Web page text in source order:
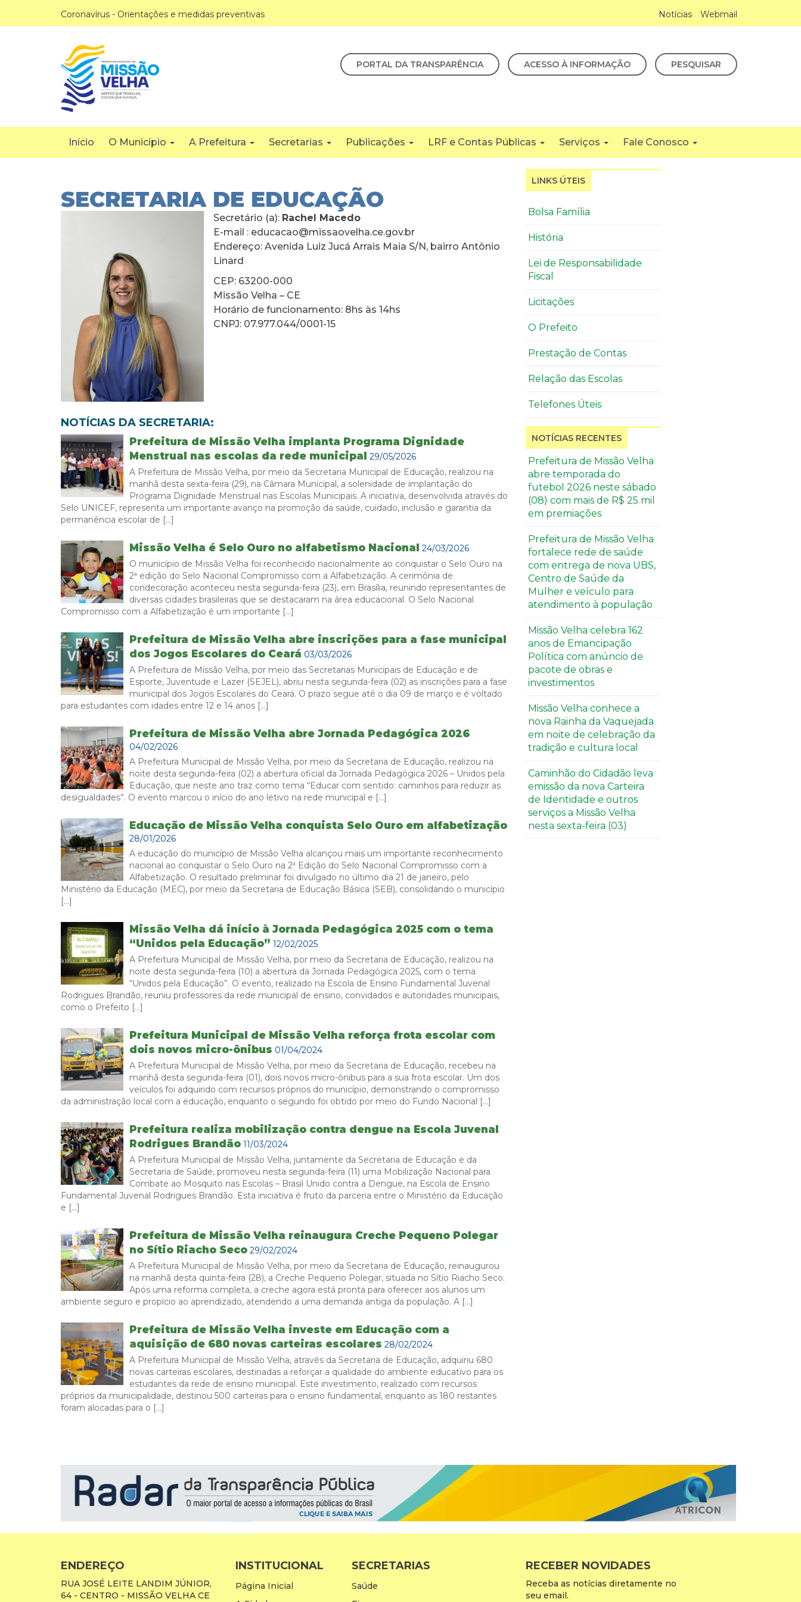
Coronavírus - Orientações e medidas preventivas Notícias Webmail
PORTAL DA TRANSPARÊNCIA ACESSO À INFORMAÇÃO PESQUISAR
Início O Município A Prefeitura Secretarias Publicações LRF e Contas Públicas Serviços Fale Conosco
SECRETARIA DE EDUCAÇÃO
Secretário (a): Rachel Macedo
E-mail : educacao@missaovelha.ce.gov.br
Endereço: Avenida Luiz Jucá Arrais Maia S/N, bairro Antônio
Linard
CEP: 63200-000
Missão Velha – CE
Horário de funcionamento: 8hs às 14hs
CNPJ: 07.977.044/0001-15
NOTÍCIAS DA SECRETARIA:
Prefeitura de Missão Velha implanta Programa Dignidade
Menstrual nas escolas da rede municipal
29/05/2026
A Prefeitura de Missão Velha, por meio da Secretaria Municipal de Educação, realizou na
manhã desta sexta-feira (29), na Câmara Municipal, a solenidade de implantação do
Programa Dignidade Menstrual nas Escolas Municipais. A iniciativa, desenvolvida através do
Selo UNICEF, representa um importante avanço na promoção da saúde, cuidado, inclusão e garantia da
permanência escolar de […]
Missão Velha é Selo Ouro no alfabetismo Nacional
24/03/2026
O município de Missão Velha foi reconhecido nacionalmente ao conquistar o Selo Ouro na
2ª edição do Selo Nacional Compromisso com a Alfabetização. A cerimônia de
condecoração aconteceu nesta segunda-feira (23), em Brasília, reunindo representantes de
diversas cidades brasileiras que se destacaram na área educacional. O Selo Nacional
Compromisso com a Alfabetização é um importante […]
Prefeitura de Missão Velha abre inscrições para a fase municipal
dos Jogos Escolares do Ceará 03/03/2026
A Prefeitura de Missão Velha, por meio das Secretarias Municipais de Educação e de
Esporte, Juventude e Lazer (SEJEL), abriu nesta segunda-feira (02) as inscrições para a fase
municipal dos Jogos Escolares do Ceará. O prazo segue até o dia 09 de março e é voltado
para estudantes com idades entre 12 e 14 anos […]
Prefeitura de Missão Velha abre Jornada Pedagógica 2026
04/02/2026
A Prefeitura Municipal de Missão Velha, por meio da Secretaria de Educação, realizou na
noite desta segunda-feira (02) a abertura oficial da Jornada Pedagógica 2026 – Unidos pela
Educação, que neste ano traz como tema “Educar com sentido: caminhos para reduzir as
desigualdades”. O evento marcou o início do ano letivo na rede municipal e […]
Educação de Missão Velha conquista Selo Ouro em alfabetização
28/01/2026
A educação do município de Missão Velha alcançou mais um importante reconhecimento
nacional ao conquistar o Selo Ouro na 2ª Edição do Selo Nacional Compromisso com a
Alfabetização. O resultado preliminar foi divulgado no último dia 21 de janeiro, pelo
Ministério da Educação (MEC), por meio da Secretaria de Educação Básica (SEB), consolidando o município
[…]
Missão Velha dá início à Jornada Pedagógica 2025 com o tema
“Unidos pela Educação” 12/02/2025
A Prefeitura Municipal de Missão Velha, por meio da Secretaria de Educação, realizou na
noite desta segunda-feira (10) a abertura da Jornada Pedagógica 2025, com o tema
“Unidos pela Educação”. O evento, realizado na Escola de Ensino Fundamental Juvenal
Rodrigues Brandão, reuniu professores da rede municipal de ensino, convidados e autoridades municipais,
como o Prefeito […]
Prefeitura Municipal de Missão Velha reforça frota escolar com
dois novos micro-ônibus 01/04/2024
A Prefeitura Municipal de Missão Velha, por meio da Secretaria de Educação, recebeu na
manhã desta segunda-feira (01), dois novos micro-ônibus para a sua frota escolar. Um dos
veículos foi adquirido com recursos próprios do município, demonstrando o compromisso
da administração local com a educação, enquanto o segundo foi obtido por meio do Fundo Nacional […]
Prefeitura realiza mobilização contra dengue na Escola Juvenal
Rodrigues Brandão 11/03/2024
A Prefeitura Municipal de Missão Velha, juntamente da Secretaria de Educação e da
Secretaria de Saúde, promoveu nesta segunda-feira (11) uma Mobilização Nacional para
Combate ao Mosquito nas Escolas – Brasil Unido contra a Dengue, na Escola de Ensino
Fundamental Juvenal Rodrigues Brandão. Esta iniciativa é fruto da parceria entre o Ministério da Educação
e […]
Prefeitura de Missão Velha reinaugura Creche Pequeno Polegar
no Sítio Riacho Seco 29/02/2024
A Prefeitura Municipal de Missão Velha, por meio da Secretaria de Educação, reinaugurou
na manhã desta quinta-feira (28), a Creche Pequeno Polegar, situada no Sítio Riacho Seco.
Após uma reforma completa, a creche agora está pronta para oferecer aos alunos um
ambiente seguro e propício ao aprendizado, atendendo a uma demanda antiga da população. A […]
Prefeitura de Missão Velha investe em Educação com a
aquisição de 680 novas carteiras escolares 28/02/2024
A Prefeitura Municipal de Missão Velha, através da Secretaria de Educação, adquiriu 680
novas carteiras escolares, destinadas a reforçar a qualidade do ambiente educativo para os
estudantes da rede de ensino municipal. Este investimento, realizado com recursos
próprios da municipalidade, destinou 500 carteiras para o ensino fundamental, enquanto as 180 restantes
foram alocadas para o […]
LINKS ÚTEIS
Bolsa Família
História
Lei de Responsabilidade
Fiscal
Licitações
O Prefeito
Prestação de Contas
Relação das Escolas
Telefones Úteis
NOTÍCIAS RECENTES
Prefeitura de Missão Velha
abre temporada do
futebol 2026 neste sábado
(08) com mais de R$ 25 mil
em premiações
Prefeitura de Missão Velha
fortalece rede de saúde
com entrega de nova UBS,
Centro de Saúde da
Mulher e veículo para
atendimento à população
Missão Velha celebra 162
anos de Emancipação
Política com anúncio de
pacote de obras e
investimentos
Missão Velha conhece a
nova Rainha da Vaquejada
em noite de celebração da
tradição e cultura local
Caminhão do Cidadão leva
emissão da nova Carteira
de Identidade e outros
serviços a Missão Velha
nesta sexta-feira (03)
ENDEREÇO
RUA JOSÉ LEITE LANDIM JÚNIOR,
64 - CENTRO - MISSÃO VELHA CE
INSTITUCIONAL
Página Inicial
SECRETARIAS
Saúde
RECEBER NOVIDADES
Receba as notícias diretamente no
seu email.